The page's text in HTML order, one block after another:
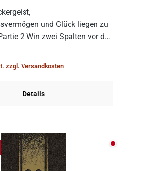
und Glück liegen zu
2 Win zwei Spalten vor den
die es in die Höhe zu treiben
geht natürlich nur, solange man
zzgl. Versandkosten
Details
Nicht